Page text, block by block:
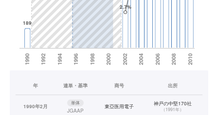
年 連単・基準 商号 出所
1990年2月
単体
JGAAP
東亞医用電子 神戸の中堅170社
（1991年）